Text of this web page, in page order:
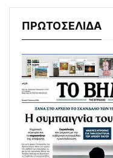
ΠΡΩΤΟΣΕΛΙΔΑ